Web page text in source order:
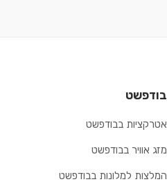
בודפשט
אטרקציות בבודפשט
מזג אוויר בבודפשט
המלצות למלונות בבודפשט